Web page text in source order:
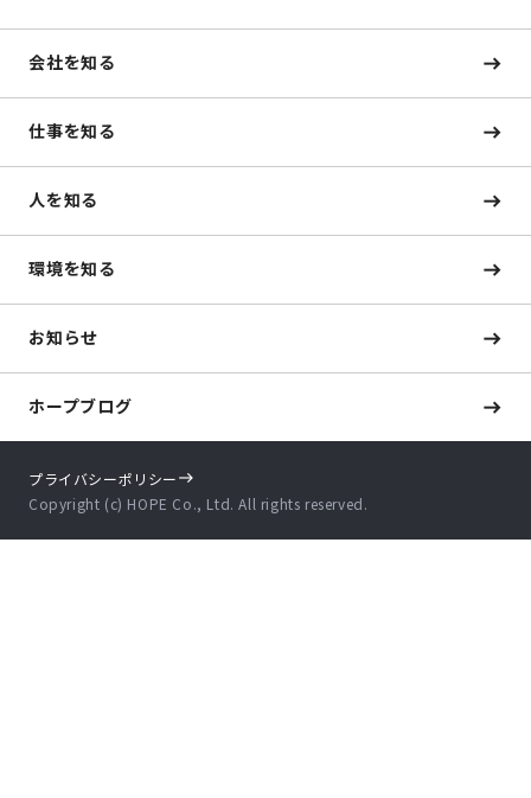
会社を知る
仕事を知る
人を知る
環境を知る
お知らせ
ホープブログ
Copyright (c) HOPE Co., Ltd. All rights reserved.
プライバシーポリシー